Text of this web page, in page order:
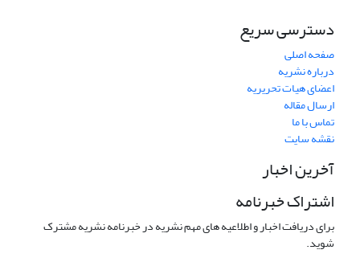
دسترسی سریع
صفحه اصلی
درباره نشریه
اعضای هیات تحریریه
ارسال مقاله
تماس با ما
نقشه سایت
آخرین اخبار
اشتراک خبرنامه
برای دریافت اخبار و اطلاعیه های مهم نشریه در خبرنامه نشریه مشترک
شوید.